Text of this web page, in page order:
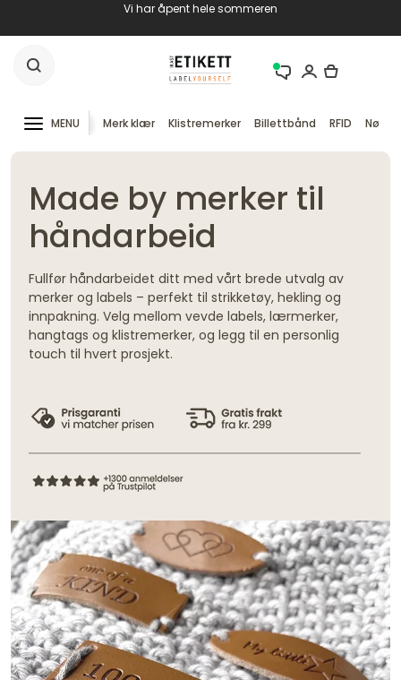
Vi har åpent hele sommeren
MENU Merk klær Klistremerker Billettbånd RFID
Made by merker til
håndarbeid
Fullfør håndarbeidet ditt med vårt brede utvalg av
merker og labels – perfekt til strikketøy, hekling og
innpakning. Velg mellom vevde labels, lærmerker,
hangtags og klistremerker, og legg til en personlig
touch til hvert prosjekt.